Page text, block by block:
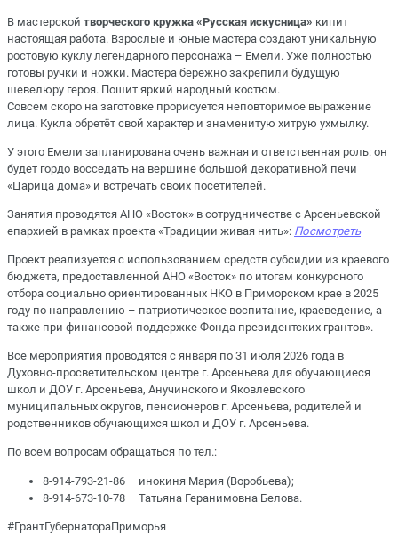
В мастерской творческого кружка «Русская искусница» кипит
настоящая работа. Взрослые и юные мастера создают уникальную
ростовую куклу легендарного персонажа – Емели. Уже полностью
готовы ручки и ножки. Мастера бережно закрепили будущую
шевелюру героя. Пошит яркий народный костюм.
Совсем скоро на заготовке прорисуется неповторимое выражение
лица. Кукла обретёт свой характер и знаменитую хитрую ухмылку.
У этого Емели запланирована очень важная и ответственная роль: он
будет гордо восседать на вершине большой декоративной печи
«Царица дома» и встречать своих посетителей.
Занятия проводятся АНО «Восток» в сотрудничестве с Арсеньевской
епархией в рамках проекта «Традиции живая нить»: Посмотреть
Проект реализуется с использованием средств субсидии из краевого
бюджета, предоставленной АНО «Восток» по итогам конкурсного
отбора социально ориентированных НКО в Приморском крае в 2025
году по направлению – патриотическое воспитание, краеведение, а
также при финансовой поддержке Фонда президентских грантов».
Все мероприятия проводятся с января по 31 июля 2026 года в
Духовно-просветительском центре г. Арсеньева для обучающиеся
школ и ДОУ г. Арсеньева, Анучинского и Яковлевского
муниципальных округов, пенсионеров г. Арсеньева, родителей и
родственников обучающихся школ и ДОУ г. Арсеньева.
По всем вопросам обращаться по тел.:
8-914-793-21-86 – инокиня Мария (Воробьева);
8-914-673-10-78 – Татьяна Геранимовна Белова.
#ГрантГубернатораПриморья